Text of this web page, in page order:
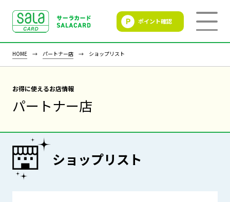
ポイント確認
HOME パートナー店 ショップリスト
お得に使えるお店情報
パートナー店
ショップリスト